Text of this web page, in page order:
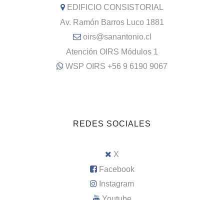
EDIFICIO CONSISTORIAL
Av. Ramón Barros Luco 1881
oirs@sanantonio.cl
Atención OIRS Módulos 1
WSP OIRS +56 9 6190 9067
REDES SOCIALES
X
Facebook
Instagram